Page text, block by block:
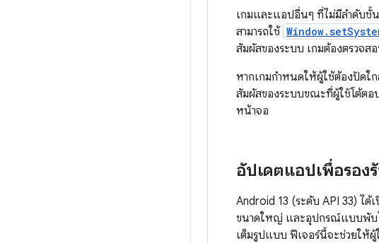
เกมและแอปอื่นๆ ที่ไม่มีลำดับชั้
สามารถใช้
สัมผัสของระบบ เกมต้องตรวจส
หากเกมกำหนดให้ผู้ใช้ต้องปัดใ
สัมผัสของระบบขณะที่ผู้ใช้โต้ตอ
หน้าจอ
อัปเดตแอปเพื่อรอง
Android 13 (ระดับ API 33) ไ
ขนาดใหญ่ และอุปกรณ์แบบพับไ
เต็มรูปแบบ ฟีเจอร์นี้จะช่วยให้